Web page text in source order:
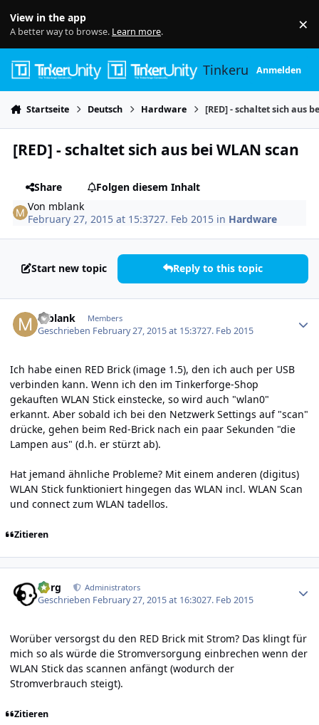
View in the app
A better way to browse. Learn more. ×
TinkerunityAnmelden
Startseite Deutsch Hardware [RED] - schaltet sich aus
[RED] - schaltet sich aus bei WLAN scan
Share
Folgen diesem Inhalt
Von mblank
February 27, 2015 at 15:3727. Feb 2015 in Hardware
Start new topic Reply to this topic
mblank Members
Geschrieben February 27, 2015 at 15:3727. Feb 2015
Ich habe einen RED Brick (image 1.5), den ich auch per USB
verbinden kann. Wenn ich den im Tinkerforge-Shop
gekauften WLAN Stick einstecke, so wird auch "wlan0"
erkannt. Aber sobald ich bei den Netzwerk Settings auf "scan"
drücke, gehen beim Red-Brick nach ein paar Sekunden "die
Lampen aus" (d.h. er stürzt ab).
Hat jemand ähnliche Probleme? Mit einem anderen (digitus)
WLAN Stick funktioniert hingegen das WLAN incl. WLAN Scan
und connect zum WLAN tadellos.
Zitieren
borg Administrators
Geschrieben February 27, 2015 at 16:3027. Feb 2015
Worüber versorgst du den RED Brick mit Strom? Das klingt für
mich so als würde die Stromversorgung einbrechen wenn der
WLAN Stick das scannen anfängt (wodurch der
Stromverbrauch steigt).
Zitieren